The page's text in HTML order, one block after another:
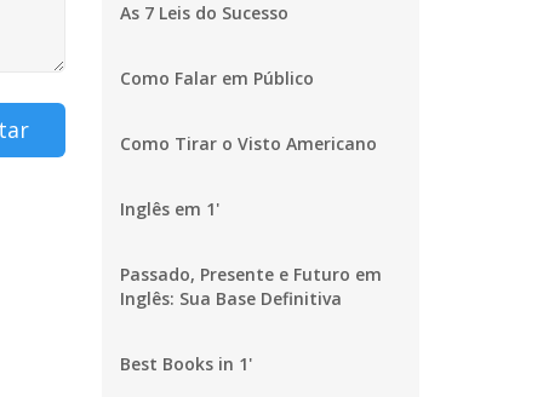
As 7 Leis do Sucesso
Como Falar em Público
Como Tirar o Visto Americano
Inglês em 1'
Passado, Presente e Futuro em
Inglês: Sua Base Definitiva
Best Books in 1'